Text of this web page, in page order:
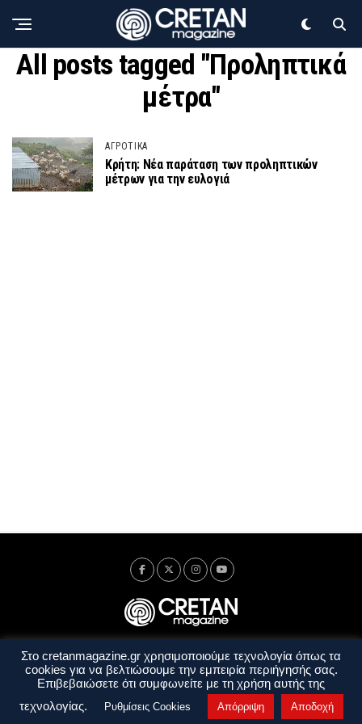
All posts tagged "Προληπτικά
μέτρα"
ΑΓΡΟΤΙΚΑ
Κρήτη: Νέα παράταση των προληπτικών
μέτρων για την ευλογιά
Ταυτότητα Πολιτική Απορρήτου
Όροι Χρήσης
Όροι και Προϋποθέσεις
Στο cretanmagazine.gr χρησιμοποιούμε τεχνολογία όπως τα
cookies για να βελτιώσουμε την εμπειρία περιήγησής σας.
Επιβεβαιώσετε ότι συμφωνείτε με τη χρήση αυτής της
τεχνολογίας.
Ρυθμίσεις Cookies Απόρριψη Αποδοχή